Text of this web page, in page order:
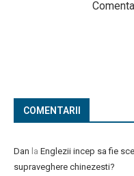
COMENTARII
Dan la Englezii incep sa fie
supraveghere chinezesti?